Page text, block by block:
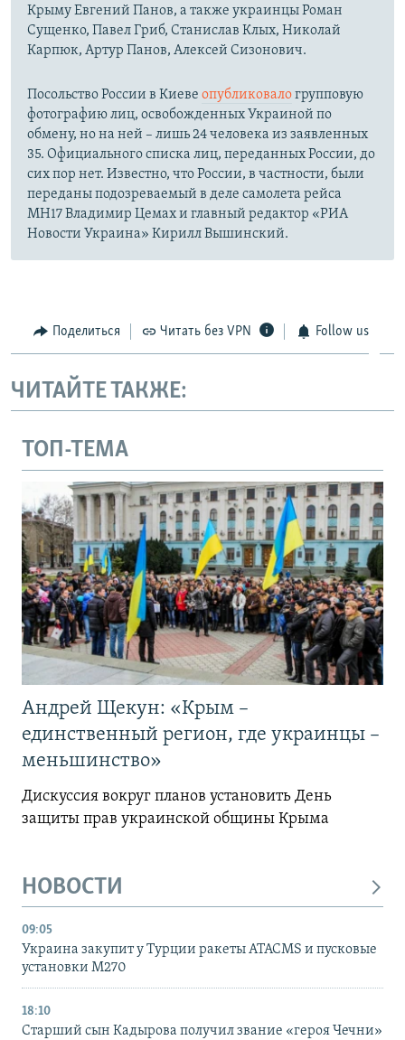
Крыму Евгений Панов, а также украинцы Роман
Сущенко, Павел Гриб, Станислав Клых, Николай
Карпюк, Артур Панов, Алексей Сизонович.
Посольство России в Киеве опубликовалогрупповую
фотографию лиц, освобожденных Украиной по
обмену, но на ней – лишь 24 человека из заявленных
35. Официального списка лиц, переданных России, до
сих пор нет. Известно, что России, в частности, были
переданы подозреваемый в деле самолета рейса
MH17 Владимир Цемах и главный редактор «РИА
Новости Украина» Кирилл Вышинский.
Поделиться Читать без VPN Follow us
ЧИТАЙТЕ ТАКЖЕ:
ТОП-ТЕМА
Андрей Щекун: «Крым –
единственный регион, где украинцы –
меньшинство»
Дискуссия вокруг планов установить День
защиты прав украинской общины Крыма
НОВОСТИ
09:05
Украина закупит у Турции ракеты ATACMS и пусковые
установки M270
18:10
Старший сын Кадырова получил звание «героя Чечни»